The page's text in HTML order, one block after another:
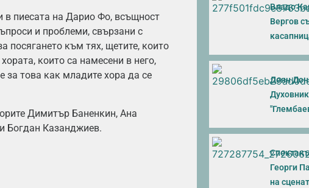
в пиесата на Дарио Фо, всъщност
и проблеми, свързани с
посягането към тях, щетите, които
които са намесени в него,
за това как младите хора да се
Димитър Баненкин, Ана
Богдан Казанджиев.
Владо
Вергов
Деян
Георги
на